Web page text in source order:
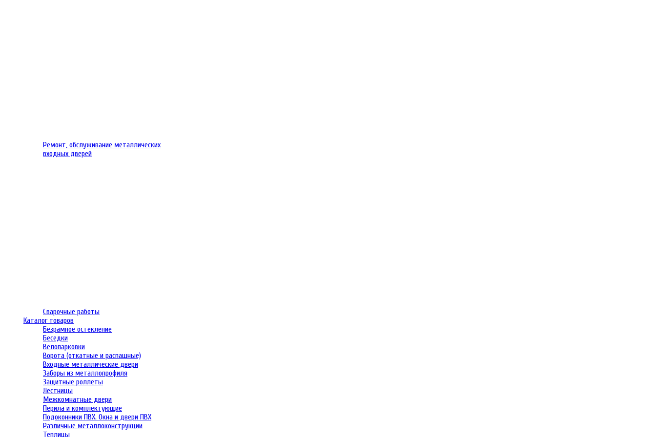
Ремонт, обслуживание металлических
входных дверей
Сварочные работы
Каталог товаров
Безрамное остекление
Беседки
Велопарковки
Ворота (откатные и распашные)
Входные металлические двери
Заборы из металлопрофиля
Защитные роллеты
Лестницы
Межкомнатные двери
Перила и комплектующие
Подоконники ПВХ. Окна и двери ПВХ
Различные металлоконструкции
Теплицы